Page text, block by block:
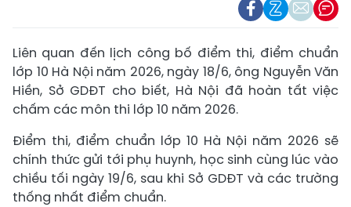
Liên quan đến lịch công bố điểm thi, điểm chuẩn
lớp 10 Hà Nội năm 2026, ngày 18/6, ông Nguyễn Văn
Hiền, Sở GDĐT cho biết, Hà Nội đã hoàn tất việc
chấm các môn thi lớp 10 năm 2026.
Điểm thi, điểm chuẩn lớp 10 Hà Nội năm 2026 sẽ
chính thức gửi tới phụ huynh, học sinh cùng lúc vào
chiều tối ngày 19/6, sau khi Sở GDĐT và các trường
thống nhất điểm chuẩn.